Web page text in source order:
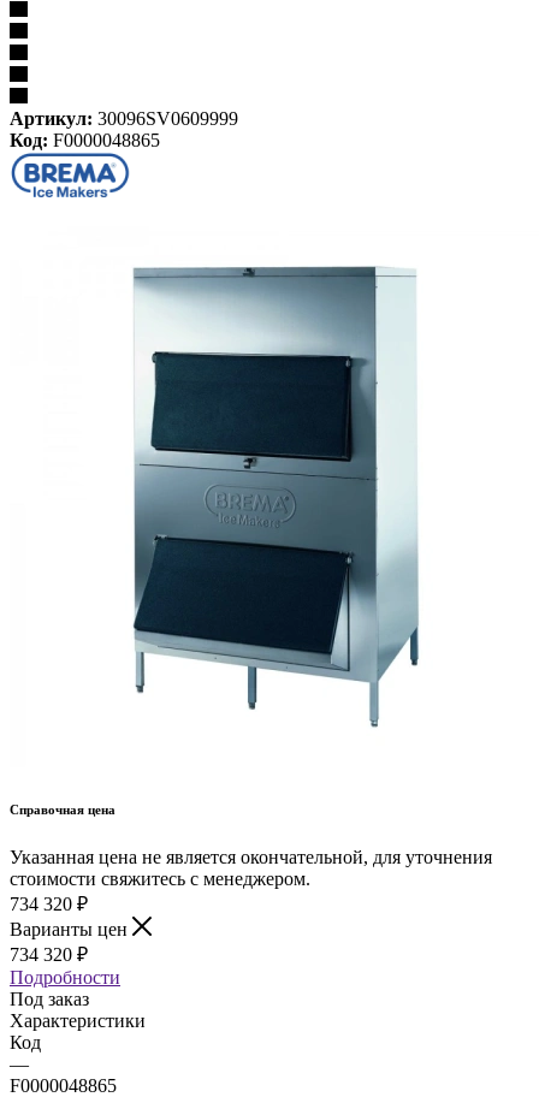
Артикул: 30096SV0609999
Код: F0000048865
Справочная цена
Указанная цена не является окончательной, для уточнения
стоимости свяжитесь с менеджером.
734 320 ₽
Варианты цен
734 320 ₽
Подробности
Под заказ
Характеристики
Код
—
F0000048865